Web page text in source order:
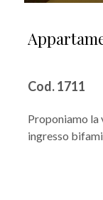
Cod. 1711
Proponiamo la
ingresso